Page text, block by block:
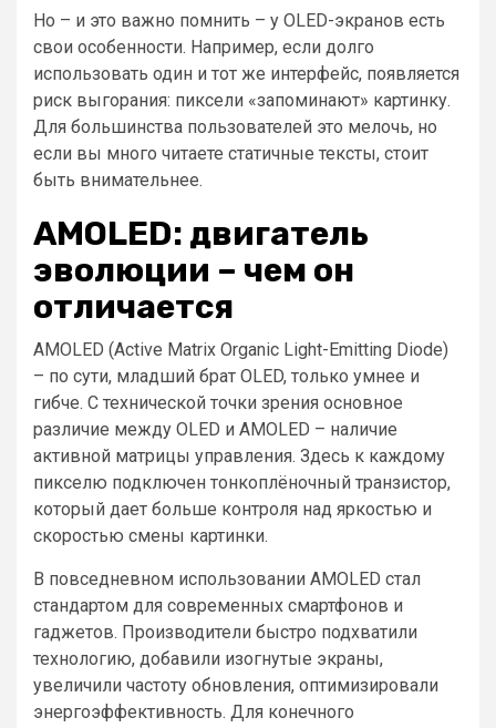
Но – и это важно помнить – у OLED-экранов есть
свои особенности. Например, если долго
использовать один и тот же интерфейс, появляется
риск выгорания: пиксели «запоминают» картинку.
Для большинства пользователей это мелочь, но
если вы много читаете статичные тексты, стоит
быть внимательнее.
AMOLED: двигатель
эволюции – чем он
отличается
AMOLED (Active Matrix Organic Light-Emitting Diode)
– по сути, младший брат OLED, только умнее и
гибче. С технической точки зрения основное
различие между OLED и AMOLED – наличие
активной матрицы управления. Здесь к каждому
пикселю подключен тонкоплёночный транзистор,
который дает больше контроля над яркостью и
скоростью смены картинки.
В повседневном использовании AMOLED стал
стандартом для современных смартфонов и
гаджетов. Производители быстро подхватили
технологию, добавили изогнутые экраны,
увеличили частоту обновления, оптимизировали
энергоэффективность. Для конечного